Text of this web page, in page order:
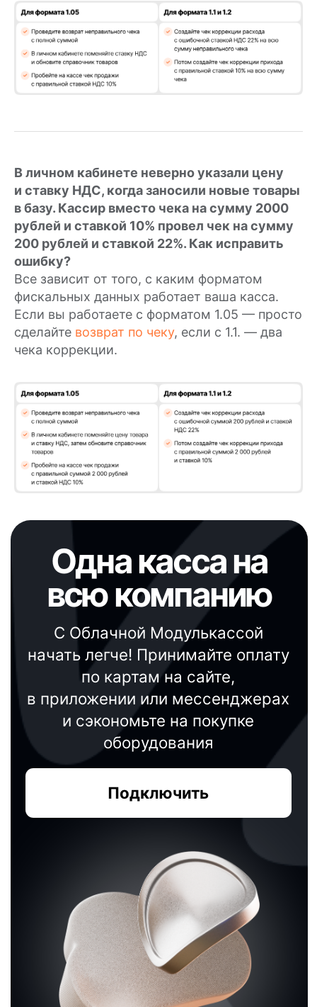
В личном кабинете неверно указали цену
и ставку НДС, когда заносили новые товары
в базу. Кассир вместо чека на сумму 2000
рублей и ставкой 10% провел чек на сумму
200 рублей и ставкой 22%. Как исправить
ошибку?
Все зависит от того, с каким форматом
фискальных данных работает ваша касса.
Если вы работаете с форматом 1.05 — просто
сделайте возврат по чеку, если с 1.1. — два
чека коррекции.
Ремонт касс
Замена ФН
Модульбанк
Расчетный счет
Все тариф
Селлеры
Модульбухгалтерия
Валютный контроль
Для разработчиков
Помощь
Другое
Партнерская программа
Личный кабинет
Предложения от партнеров
Дайджест
Отзывы
Юридические документы
Поставка, техническое обслуживание
кассового оборудования,
консультационное обслуживание по
кассовым аппаратам Модулькасса
осуществляет Общество с ограниченной
ответственностью «АВАНПОСТ», ОГРН:
1155476129753, ИНН/КПП:
5403011237/771501001. Мы используем
файлы «cookie», чтобы вам было удобно
использование «cookie» в настройках
браузера. Юридический адрес /
Бутырский, ул. Новодмитровская, д. 2, к.